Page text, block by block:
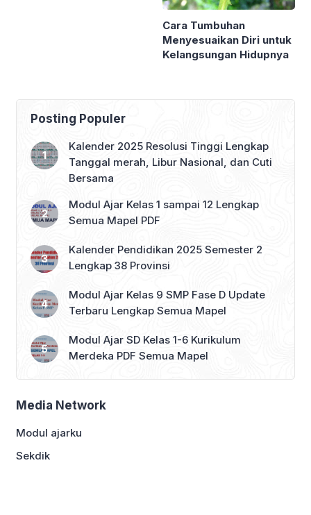
Cara Tumbuhan
Menyesuaikan Diri untuk
Kelangsungan Hidupnya
Posting Populer
Kalender 2025 Resolusi Tinggi Lengkap
Tanggal merah, Libur Nasional, dan Cuti
Bersama
Modul Ajar Kelas 1 sampai 12 Lengkap
Semua Mapel PDF
Kalender Pendidikan 2025 Semester 2
Lengkap 38 Provinsi
Modul Ajar Kelas 9 SMP Fase D Update
Terbaru Lengkap Semua Mapel
Modul Ajar SD Kelas 1-6 Kurikulum
Merdeka PDF Semua Mapel
Media Network
Modul ajarku
Sekdik